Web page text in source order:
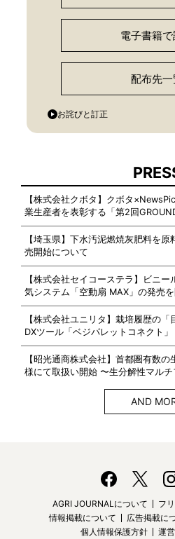
電子書籍
配布先一
お詫びと訂正
【株式会社クボタ】クボタ
業生産者を表彰する「第2回
【埼玉県】下水汚泥燃焼灰肥料を
売開始について
【株式会社セイコーステラ】ビニ
気システム「空動扇 MAX」の発売を
【株式会社ユニリタ】栽培履歴の
DXツール「ベジパレットコネクト」
【昭光通商株式会社】首都圏有数
様にて取扱い開始 〜生分解性マル
AND
AGRI JOURNALについて
フ
情報掲載について
広告掲載に
個人情報保護方針
運